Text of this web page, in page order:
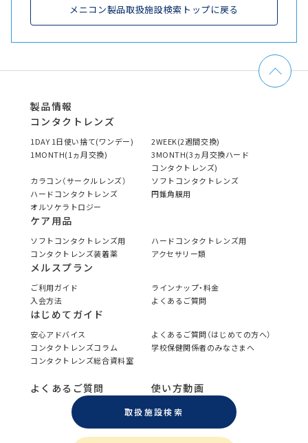
メニコン製品取扱施設検索トップに戻る
製品情報
コンタクトレンズ
1DAY 1日使い捨て(ワンデー)
2WEEK(2週間交換)
1MONTH(1ヵ月交換)
3MONTH(3ヵ月交換ハード
コンタクトレンズ)
カラコン（サークルレンズ）
ソフトコンタクトレンズ
ハードコンタクトレンズ
円錐角膜用
オルソケラトロジー
ケア用品
ソフトコンタクトレンズ用
ハードコンタクトレンズ用
コンタクトレンズ装着薬
アクセサリー類
メルスプラン
ご利用ガイド
ラインナップ・料金
入会方法
よくあるご質問
はじめてガイド
安心アドバイス
よくあるご質問（はじめての方へ）
コンタクトレンズコラム
学校保健関係者のみなさまへ
コンタクトレンズ総合資料室
よくあるご質問 使い方動画
取扱施設検索